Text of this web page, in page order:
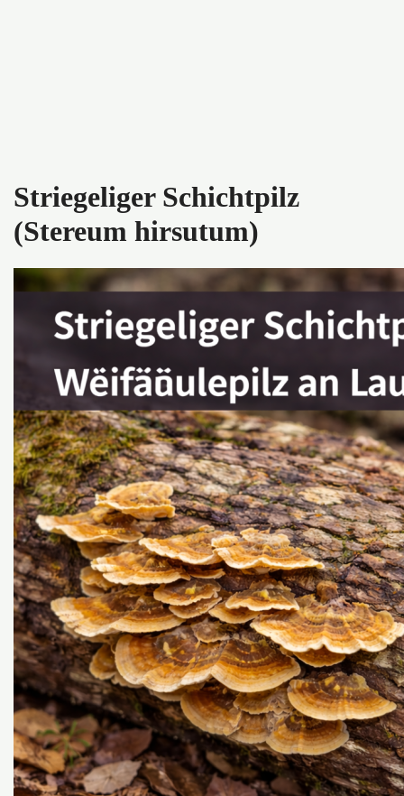
Striegeliger Schichtpilz
(Stereum hirsutum)